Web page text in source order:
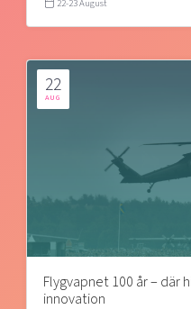
22-23 August
22
AUG
Flygvapnet 100 år – där
innovation